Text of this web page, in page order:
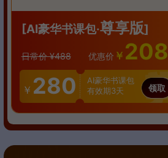
[AI豪华书课包·尊享版]
日常价 ¥488优惠价 ￥ 208
￥ 280
AI豪华书课包
有效期3天
领取